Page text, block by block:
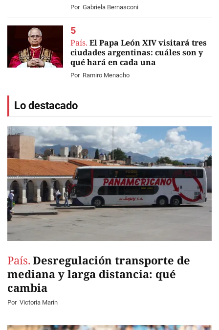
Por Gabriela Bernasconi
País. El Papa León XIV visitará tres
ciudades argentinas: cuáles son y
qué hará en cada una
Por Ramiro Menacho
Lo destacado
País. Desregulación transporte de
mediana y larga distancia: qué
cambia
Por Victoria Marín